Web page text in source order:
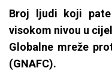
Broj ljudi koji
visokom nivou u
Globalne mreže
(GNAFC).